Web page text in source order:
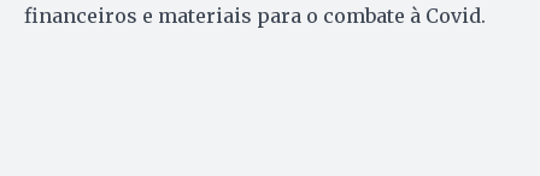
financeiros e materiais para o combate à Covid.